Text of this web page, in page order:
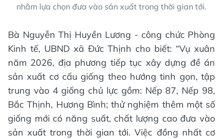
nhằm lựa chọn đưa vào sản xuất trong thời gian tới.
Bà Nguyễn Thị Huyền Lương - công chức Phòng
Kinh tế, UBND xã Đức Thịnh cho biết: “Vụ xuân
năm 2026, địa phương tiếp tục xây dựng đề án
sản xuất cơ cấu giống theo hướng tinh gọn, tập
trung vào 4 giống chủ lực gồm: Nếp 87, Nếp 98,
Bắc Thịnh, Hương Bình; thử nghiệm thêm một số
giống mới có năng suất, chất lượng cao đưa vào
sản xuất trong thời gian tới. Việc đồng nhất cơ